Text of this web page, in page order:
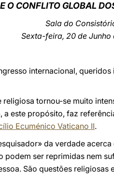
E O CONFLITO GLOBAL
Sala do
Sexta-feira, 20 de Junho
internacional,
tornou-se muito
este propósito, faz
Ecuménico Vaticano II.
da verdade
ser reprimidas nem
São questões